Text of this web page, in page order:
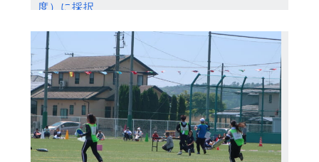
度）に採択